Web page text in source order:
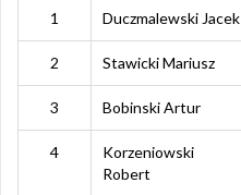
1 Duczmalewski Jacek
2 Stawicki Mariusz
3 Bobinski Artur
4
Korzeniowski
Robert